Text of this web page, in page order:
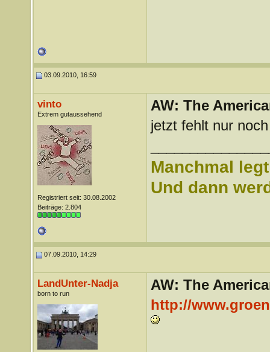
03.09.2010, 16:59
vinto
Extrem gutaussehend
Registriert seit: 30.08.2002
Beiträge: 2.804
AW: The
jetzt fehlt nur
Manchmal
Und dann
07.09.2010, 14:29
LandUnter-Nadja
born to run
AW: The
http://